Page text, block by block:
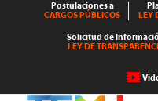
Postulaciones a
CARGOS PÚBLICOS
LEY
Solicitud de
LEY DE